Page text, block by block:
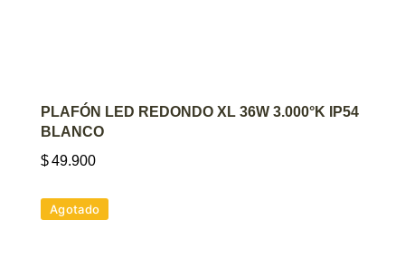
AGREGAR AL CARRITO
PLAFÓN LED REDONDO XL 36W 3.000°K IP54
BLANCO
$49.900
Agotado